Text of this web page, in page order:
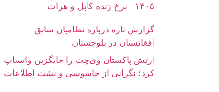
۱۴۰۵ | نرخ زنده کابل و هرات
گزارش تازه درباره نظامیان سابق
افغانستان در بلوچستان
ارتش پاکستان وی‌چت را جایگزین واتساپ
کرد؛ نگرانی از جاسوسی و نشت اطلاعات